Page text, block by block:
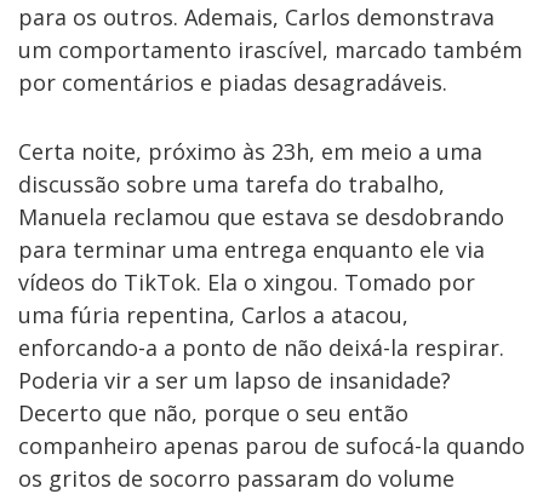
para os outros. Ademais, Carlos demonstrava
um comportamento irascível, marcado também
por comentários e piadas desagradáveis.
Certa noite, próximo às 23h, em meio a uma
discussão sobre uma tarefa do trabalho,
Manuela reclamou que estava se desdobrando
para terminar uma entrega enquanto ele via
vídeos do TikTok. Ela o xingou. Tomado por
uma fúria repentina, Carlos a atacou,
enforcando-a a ponto de não deixá-la respirar.
Poderia vir a ser um lapso de insanidade?
Decerto que não, porque o seu então
companheiro apenas parou de sufocá-la quando
os gritos de socorro passaram do volume